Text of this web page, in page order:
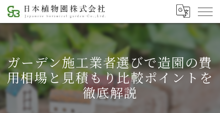
ガーデン施工業者選びで造園の費
用相場と見積もり比較ポイントを
徹底解説